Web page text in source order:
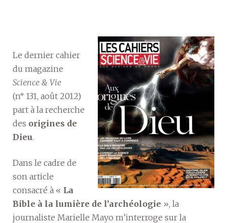
Le dernier cahier
du magazine
Science & Vie
(n° 131, août 2012)
part à la recherche
des origines de
Dieu.
Dans le cadre de
son article
consacré à « La
Bible à la lumière de l’archéologie », la
journaliste Marielle Mayo m’interroge sur la